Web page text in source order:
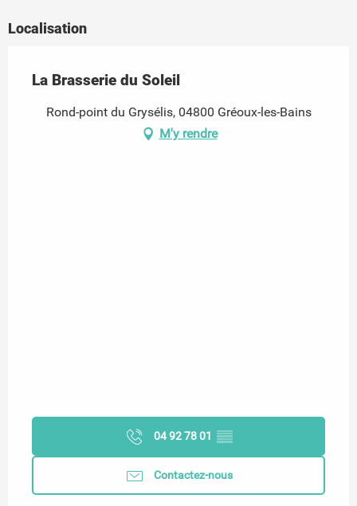
Localisation
La Brasserie du Soleil
Rond-point du Grysélis, 04800 Gréoux-les-Bains
M'y rendre
04 92 78 01 ▒▒
Contactez-nous